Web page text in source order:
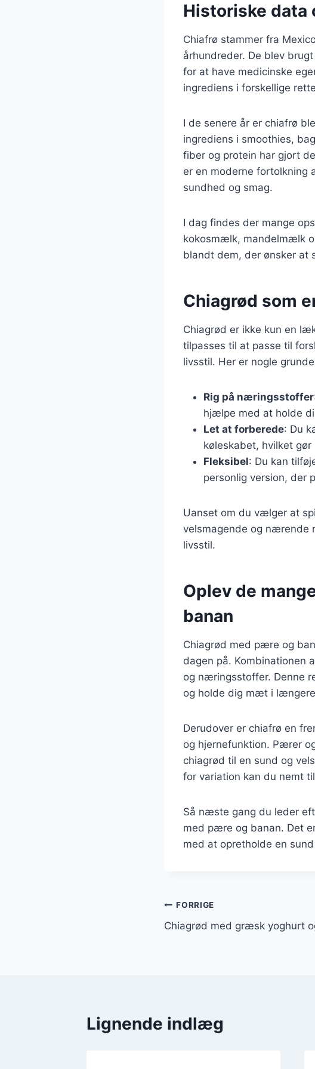
Historiske data
Chiafrø stammer fra
århundreder. De blev
for at have medicinske
ingrediens i forskellige
I de senere år er chiafrø
ingrediens i smoothies,
fiber og protein har gjort
er en moderne fortolkning
sundhed og smag.
I dag findes der mange
kokosmælk, mandelmælk
blandt dem, der ønsker at
Chiagrød som
Chiagrød er ikke kun en
tilpasses til at passe til
livsstil. Her er nogle
Rig på næringsstoffer
hjælpe med at holde
Let at forberede: Du
køleskabet, hvilket
Fleksibel: Du kan
personlig version, der
Uanset om du vælger at
velsmagende og nærende
livsstil.
Oplev de
banan
Chiagrød med pære og
dagen på. Kombinationen
og næringsstoffer. Denne
og holde dig mæt i
Derudover er chiafrø en
og hjernefunktion. Pærer
chiagrød til en sund og
for variation kan du nemt
Så næste gang du leder
med pære og banan. Det
med at opretholde en
Indlægsnavigation
FORRIGE
Chiagrød med græsk yoghurt
Lignende indlæg